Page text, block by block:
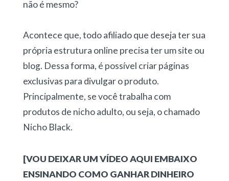
não é mesmo?
Acontece que, todo afiliado que deseja ter sua
própria estrutura online precisa ter um site ou
blog. Dessa forma, é possível criar páginas
exclusivas para divulgar o produto.
Principalmente, se você trabalha com
produtos de nicho adulto, ou seja, o chamado
Nicho Black.
[VOU DEIXAR UM VÍDEO AQUI EMBAIXO
ENSINANDO COMO GANHAR DINHEIRO